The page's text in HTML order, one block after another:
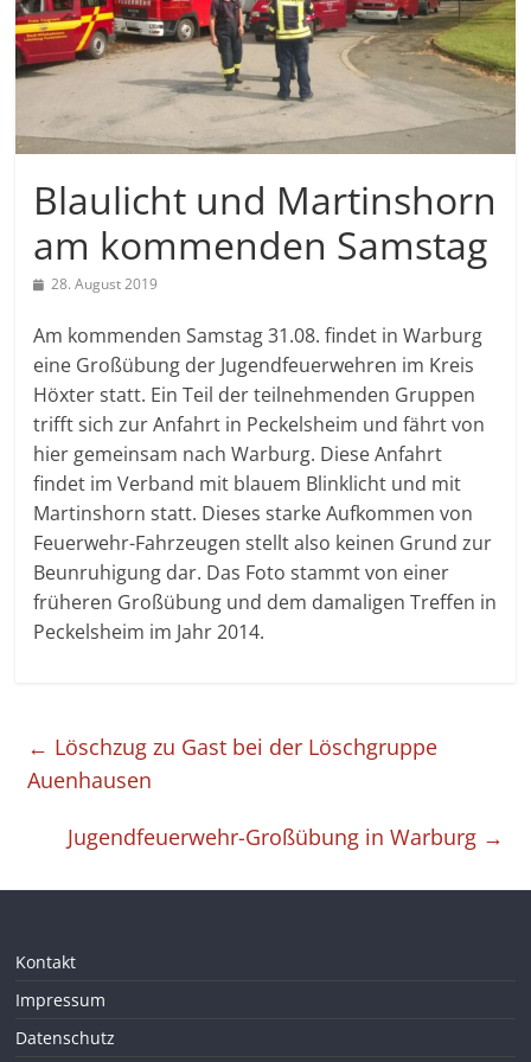
Blaulicht und Martinshorn
am kommenden Samstag
28. August 2019
Am kommenden Samstag 31.08. findet in Warburg
eine Großübung der Jugendfeuerwehren im Kreis
Höxter statt. Ein Teil der teilnehmenden Gruppen
trifft sich zur Anfahrt in Peckelsheim und fährt von
hier gemeinsam nach Warburg. Diese Anfahrt
findet im Verband mit blauem Blinklicht und mit
Martinshorn statt. Dieses starke Aufkommen von
Feuerwehr-Fahrzeugen stellt also keinen Grund zur
Beunruhigung dar. Das Foto stammt von einer
früheren Großübung und dem damaligen Treffen in
Peckelsheim im Jahr 2014.
← Löschzug zu Gast bei der Löschgruppe
Auenhausen
Jugendfeuerwehr-Großübung in Warburg →
Kontakt
Impressum
Datenschutz